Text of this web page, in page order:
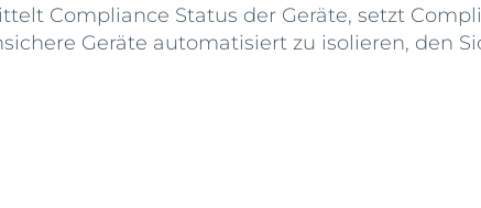
Compliance Status der Geräte, setzt
Geräte automatisiert zu isolieren, den